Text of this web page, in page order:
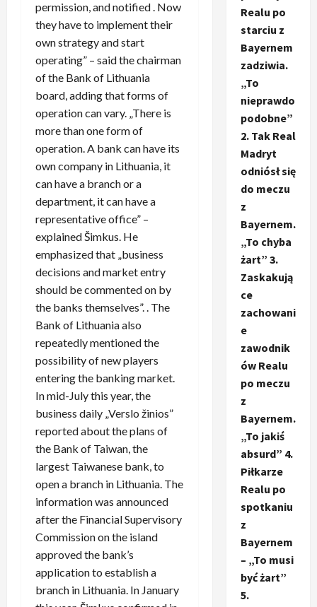
permission, and notified . Now
they have to implement their
own strategy and start
operating” – said the chairman
of the Bank of Lithuania
board, adding that forms of
operation can vary. „There is
more than one form of
operation. A bank can have its
own company in Lithuania, it
can have a branch or a
department, it can have a
representative office” –
explained Šimkus. He
emphasized that „business
decisions and market entry
should be commented on by
the banks themselves”. . The
Bank of Lithuania also
repeatedly mentioned the
possibility of new players
entering the banking market.
In mid-July this year, the
business daily „Verslo žinios”
reported about the plans of
the Bank of Taiwan, the
largest Taiwanese bank, to
open a branch in Lithuania. The
information was announced
after the Financial Supervisory
Commission on the island
approved the bank’s
application to establish a
branch in Lithuania. In January
Realu po
starciu z
Bayernem
zadziwia.
„To
nieprawdo
podobne”
2. Tak Real
Madryt
odniósł się
do meczu
z
Bayernem.
„To chyba
żart” 3.
Zaskakują
ce
zachowani
e
zawodnik
ów Realu
po meczu
z
Bayernem.
„To jakiś
absurd” 4.
Piłkarze
Realu po
spotkaniu
z
Bayernem
– „To musi
być żart”
5.